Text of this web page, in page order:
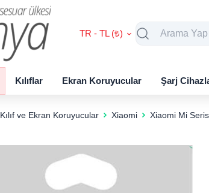
TR - TL (₺)
Kılıflar Ekran Koruyucular Şarj
Kılıf ve Ekran Koruyucular Xiaomi Xiaomi Mi